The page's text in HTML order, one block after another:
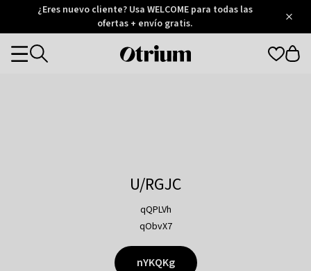
Otrium
Trustpilot
¿Eres nuevo cliente? Usa WELCOME para todas las
ofertas + envío gratis.
Otrium
Categories
U/RGJC
qQPLVh
qObvX7
nYKQKg